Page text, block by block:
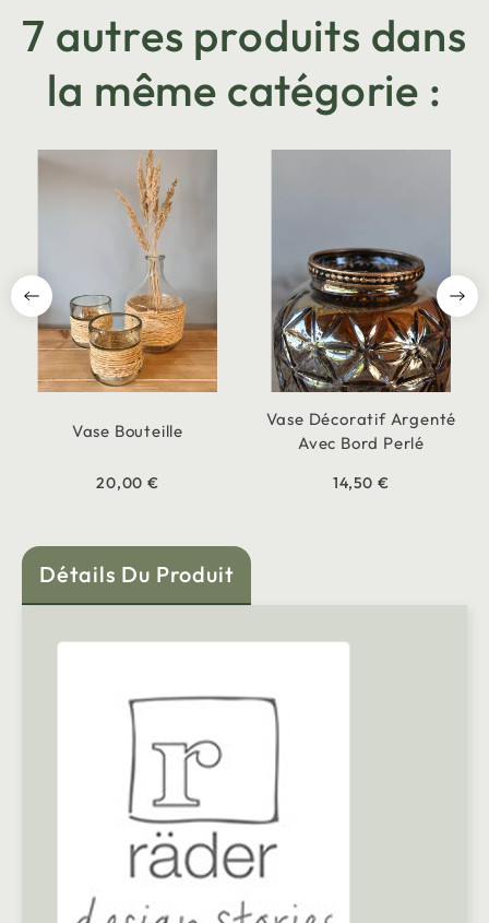
7 autres produits dans
la même catégorie :
Vase Bouteille
20,00 €
Vase Décoratif Argenté
Avec Bord Perlé
14,50 €
Détails Du Produit